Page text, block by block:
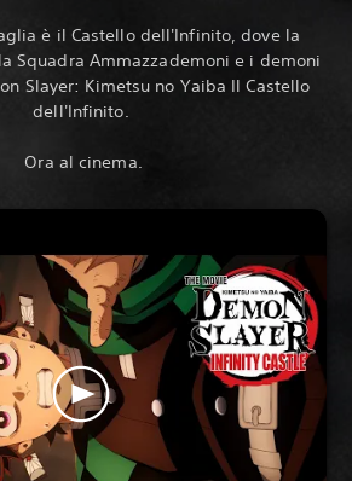
è il Castello dell'Infinito, dove la
Squadra Ammazzademoni e i demoni
Slayer: Kimetsu no Yaiba Il Castello
dell'Infinito.
‎ Ora al cinema.